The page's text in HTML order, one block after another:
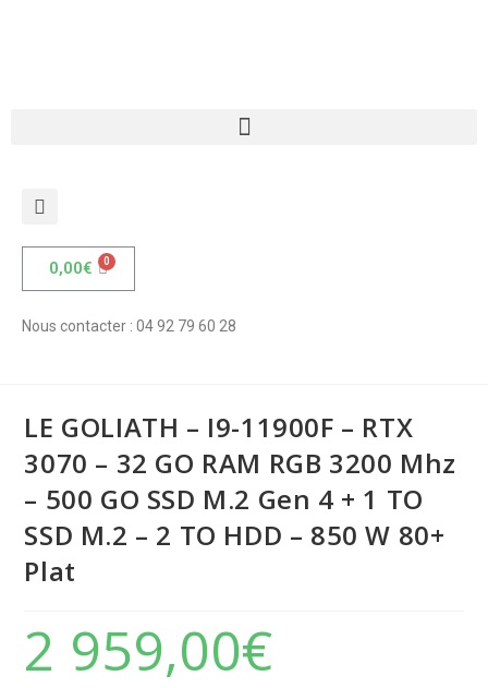
0,00€
Nous contacter : 04 92 79 60 28
GO SSD M.2 Gen 4 + 1 TO SSD M.2 –
Accueil
Produit précédent
LE GOLIATH – I9-11900F – RTX
3070 – 32 GO RAM RGB 3200 Mhz
– 500 GO SSD M.2 Gen 4 + 1 TO
SSD M.2 – 2 TO HDD – 850 W 80+
Plat
2 959,00€